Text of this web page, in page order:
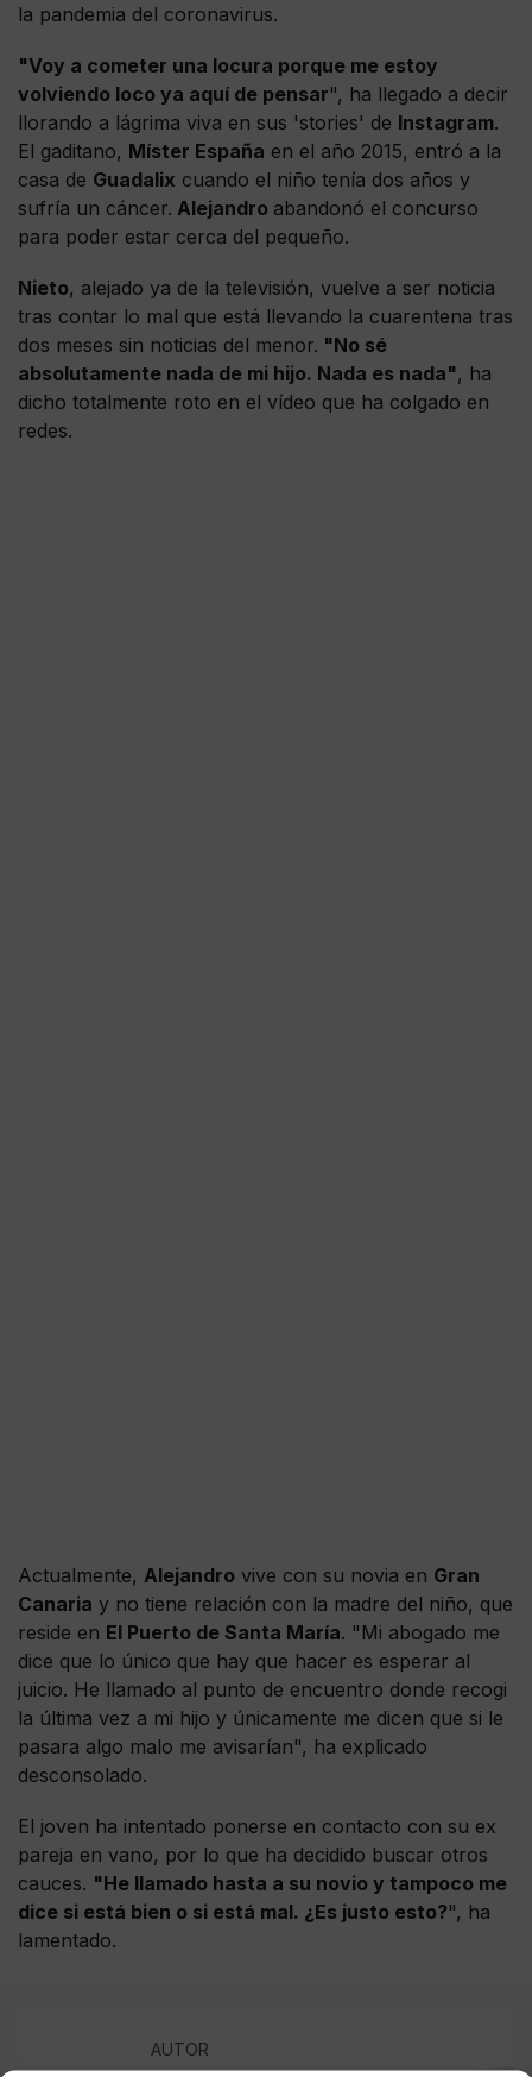
la pandemia del coronavirus.
"Voy a cometer una locura porque me estoy
volviendo loco ya aquí de pensar", ha llegado a decir
llorando a lágrima viva en sus 'stories' de Instagram.
El gaditano, Míster España en el año 2015, entró a la
casa de Guadalix cuando el niño tenía dos años y
sufría un cáncer. Alejandro abandonó el concurso
para poder estar cerca del pequeño.
Nieto, alejado ya de la televisión, vuelve a ser noticia
tras contar lo mal que está llevando la cuarentena tras
dos meses sin noticias del menor. "No sé
absolutamente nada de mi hijo. Nada es nada", ha
dicho totalmente roto en el vídeo que ha colgado en
redes.
Actualmente, Alejandro vive con su novia en Gran
Canaria y no tiene relación con la madre del niño, que
reside en El Puerto de Santa María. "Mi abogado me
dice que lo único que hay que hacer es esperar al
juicio. He llamado al punto de encuentro donde recogi
la última vez a mi hijo y únicamente me dicen que si le
pasara algo malo me avisarían", ha explicado
desconsolado.
El joven ha intentado ponerse en contacto con su ex
pareja en vano, por lo que ha decidido buscar otros
cauces. "He llamado hasta a su novio y tampoco me
dice si está bien o si está mal. ¿Es justo esto?", ha
lamentado.
AUTOR